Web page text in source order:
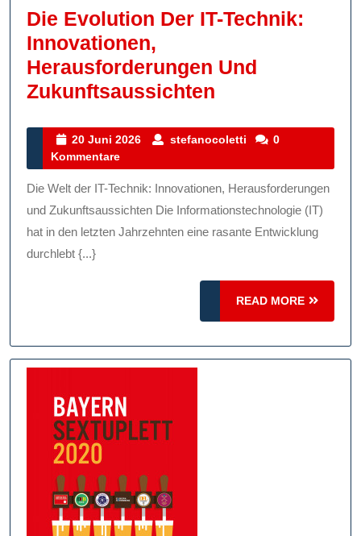
Die Evolution Der IT-Technik:
Innovationen,
Herausforderungen Und
Zukunftsaussichten
Der
Technik:
Innovationen,
20 Juni 2026
20
2026
stefanocoletti stefanocoletti
0
Kommentare
Die Welt der IT-Technik: Innovationen, Herausforderungen
und Zukunftsaussichten Die Informationstechnologie (IT)
hat in den letzten Jahrzehnten eine rasante Entwicklung
durchlebt {...}
READ MORE
READ
MORE